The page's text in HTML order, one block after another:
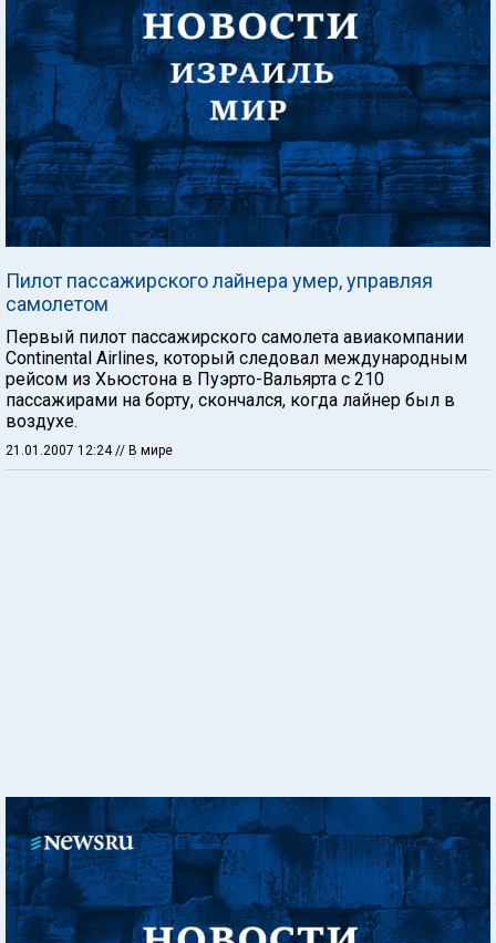
Пилот пассажирского лайнера умер, управляя
самолетом
Первый пилот пассажирского самолета авиакомпании
Continental Airlines, который следовал международным
рейсом из Хьюстона в Пуэрто-Вальярта с 210
пассажирами на борту, скончался, когда лайнер был в
воздухе.
21.01.2007 12:24 // В мире